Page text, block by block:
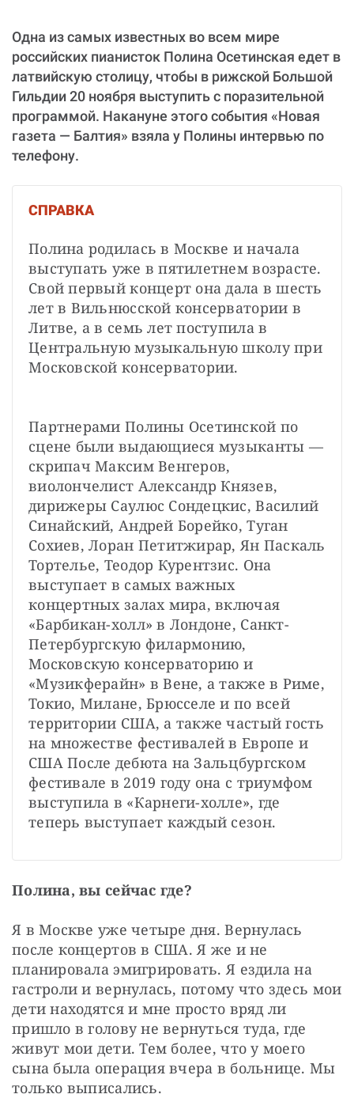
Одна из самых известных во всем мире
российских пианисток Полина Осетинская едет в
латвийскую столицу, чтобы в рижской Большой
Гильдии 20 ноября выступить с поразительной
программой. Накануне этого события «Новая
газета — Балтия» взяла у Полины интервью по
телефону.
СПРАВКА
Полина родилась в Москве и начала
выступать уже в пятилетнем возрасте.
Свой первый концерт она дала в шесть
лет в Вильнюсской консерватории в
Литве, а в семь лет поступила в
Центральную музыкальную школу при
Московской консерватории.
Партнерами Полины Осетинской по
сцене были выдающиеся музыканты —
скрипач Максим Венгеров,
виолончелист Александр Князев,
дирижеры Саулюс Сондецкис, Василий
Синайский, Андрей Борейко, Туган
Сохиев, Лоран Петитжирар, Ян Паскаль
Тортелье, Теодор Курентзис. Она
выступает в самых важных
концертных залах мира, включая
«Барбикан-холл» в Лондоне, Санкт-
Петербургскую филармонию,
Московскую консерваторию и
«Музикферайн» в Вене, а также в Риме,
Токио, Милане, Брюсселе и по всей
территории США, а также частый гость
на множестве фестивалей в Европе и
США После дебюта на Зальцбургском
фестивале в 2019 году она с триумфом
выступила в «Карнеги-холле», где
теперь выступает каждый сезон.
Полина, вы сейчас где?
Я в Москве уже четыре дня. Вернулась
после концертов в США. Я же и не
планировала эмигрировать. Я ездила на
гастроли и вернулась, потому что здесь мои
дети находятся и мне просто вряд ли
пришло в голову не вернуться туда, где
живут мои дети. Тем более, что у моего
сына была операция вчера в больнице. Мы
только выписались.